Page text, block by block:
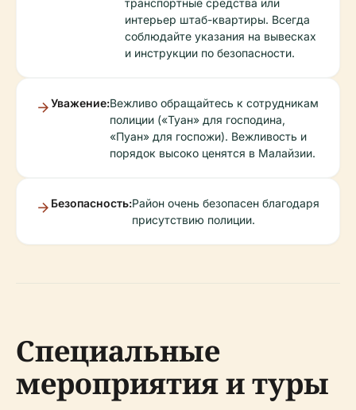
транспортные средства или
интерьер штаб-квартиры. Всегда
соблюдайте указания на вывесках
и инструкции по безопасности.
Уважение:Вежливо обращайтесь к сотрудникам
полиции («Туан» для господина,
«Пуан» для госпожи). Вежливость и
порядок высоко ценятся в Малайзии.
Безопасность:Район очень безопасен благодаря
присутствию полиции.
Специальные
мероприятия и туры